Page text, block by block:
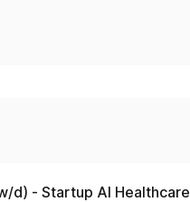
d) - Startup AI Healthcare